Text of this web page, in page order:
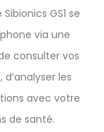
GS1 se
via une
consulter vos
les
avec votre
de santé.